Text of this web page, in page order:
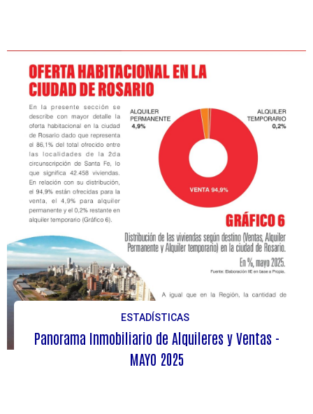
ESTADÍSTICAS
Panorama Inmobiliario de Alquileres y Ventas -
MAYO 2025